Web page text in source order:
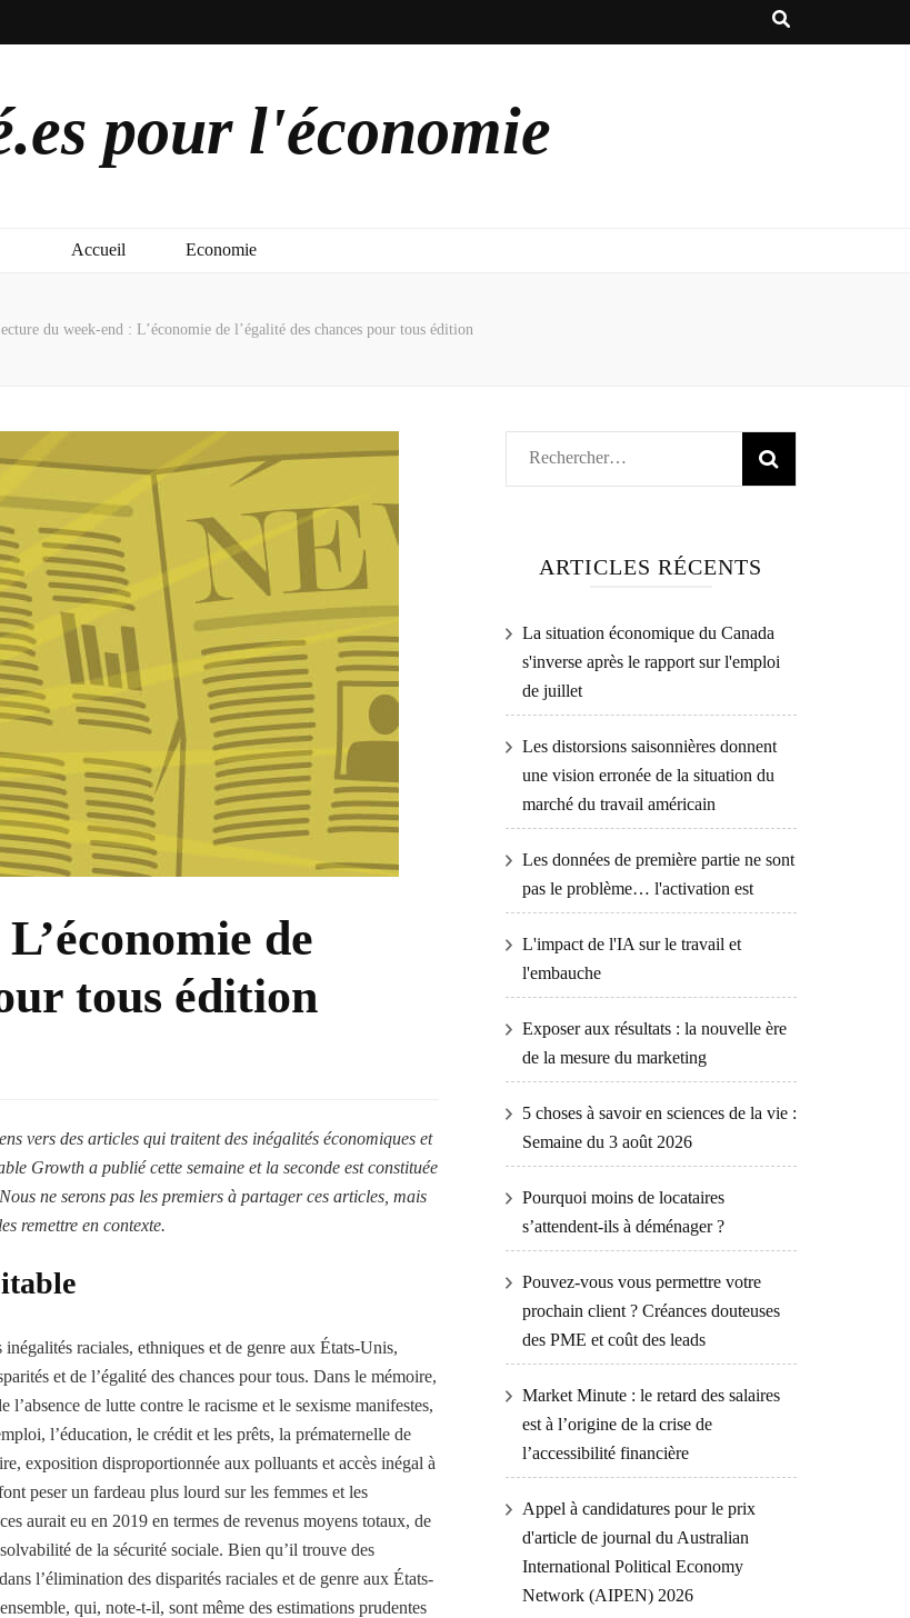
pour l'économie
Accueil Economie
du week-end : L’économie de l’égalité des chances pour tous édition
de
tous édition
vers des articles qui traitent des inégalités économiques et
Growth a publié cette semaine et la seconde est constituée
ne serons pas les premiers à partager ces articles, mais
remettre en contexte.
raciales, ethniques et de genre aux États-Unis,
et de l’égalité des chances pour tous. Dans le mémoire,
de lutte contre le racisme et le sexisme manifestes,
l’éducation, le crédit et les prêts, la prématernelle de
exposition disproportionnée aux polluants et accès inégal à
peser un fardeau plus lourd sur les femmes et les
aurait eu en 2019 en termes de revenus moyens totaux, de
de la sécurité sociale. Bien qu’il trouve des
l’élimination des disparités raciales et de genre aux États-
qui, note-t-il, sont même des estimations prudentes
Rechercher :
ARTICLES RÉCENTS
La situation économique du Canada
s'inverse après le rapport sur l'emploi
de juillet
Les distorsions saisonnières donnent
une vision erronée de la situation du
marché du travail américain
Les données de première partie ne sont
pas le problème… l'activation est
L'impact de l'IA sur le travail et
l'embauche
Exposer aux résultats : la nouvelle ère
de la mesure du marketing
5 choses à savoir en sciences de la vie :
Semaine du 3 août 2026
Pourquoi moins de locataires
s’attendent-ils à déménager ?
Pouvez-vous vous permettre votre
prochain client ? Créances douteuses
des PME et coût des leads
Market Minute : le retard des salaires
est à l’origine de la crise de
l’accessibilité financière
Appel à candidatures pour le prix
d'article de journal du Australian
International Political Economy
Network (AIPEN) 2026